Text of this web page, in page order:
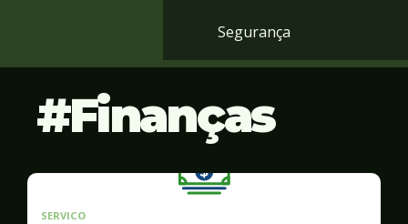
Segurança
Finanças
SERVICO